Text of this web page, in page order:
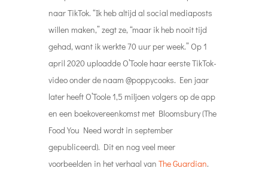
naar TikTok. “Ik heb altijd al social mediaposts
willen maken,” zegt ze, “maar ik heb nooit tijd
gehad, want ik werkte 70 uur per week.” Op 1
april 2020 uploadde O’Toole haar eerste TikTok-
video onder de naam @poppycooks. Een jaar
later heeft O’Toole 1,5 miljoen volgers op de app
en een boekovereenkomst met Bloomsbury (The
Food You Need wordt in september
gepubliceerd). Dit en nog veel meer
voorbeelden in het verhaal van The Guardian.